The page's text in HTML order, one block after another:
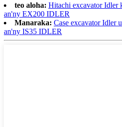
teo aloha: Hitachi excavator Idler
an'ny EX200 IDLER
Manaraka: Case excavator Idler
an'ny IS35 IDLER